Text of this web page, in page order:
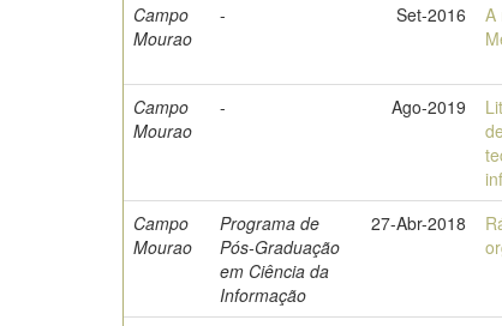
Campo
Mourao
- Set-2016
A
Campo
Mourao
- Ago-2019
Campo
Mourao
Programa de
Pós-Graduação
em Ciência da
Informação
27-Abr-2018